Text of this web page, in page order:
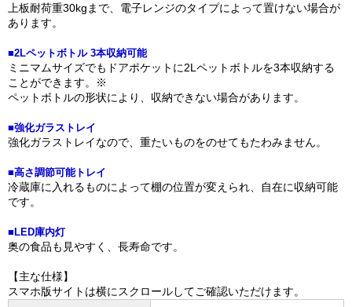
上板耐荷重30kgまで、電子レンジのタイプによって置けない場合が
あります。
■2Lペットボトル 3本収納可能
ミニマムサイズでもドアポケットに2Lペットボトルを3本収納する
ことができます。※
ペットボトルの形状により、収納できない場合があります。
■強化ガラストレイ
強化ガラストレイなので、重たいものをのせてもたわみません。
■高さ調節可能トレイ
冷蔵庫に入れるものによって棚の位置が変えられ、自在に収納可能
です。
■LED庫内灯
奥の食品も見やすく、長寿命です。
【主な仕様】
スマホ版サイトは横にスクロールしてご確認いただけます。